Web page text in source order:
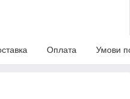
Оплата Умови